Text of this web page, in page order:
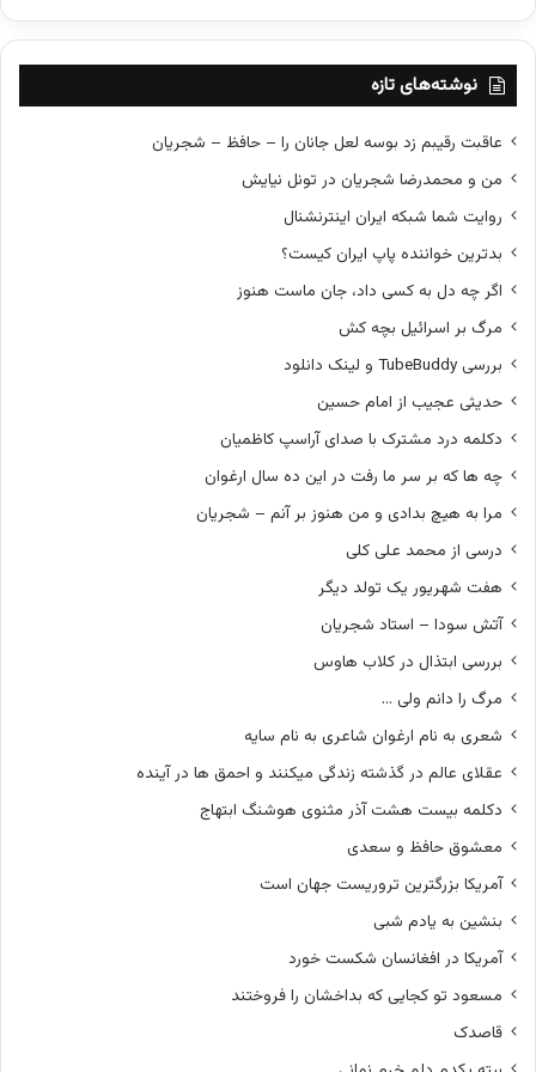
ه
ب
ا
ی
ر
د
نوشته‌های تازه
عاقبت رقیبم زد بوسه لعل جانان را – حافظ – شجریان
من و محمدرضا شجریان در تونل نیایش
روایت شما شبکه ایران اینترنشنال
بدترین خواننده پاپ ایران کیست؟
اگر چه دل به کسی داد، جان ماست هنوز
مرگ بر اسرائیل بچه کش
بررسی TubeBuddy و لینک دانلود
حدیثی عجیب از امام حسین
دکلمه درد مشترک با صدای آراسپ کاظمیان
چه ها که بر سر ما رفت در این ده سال ارغوان
مرا به هیچ بدادی و من هنوز بر آنم – شجریان
درسی از محمد علی کلی
هفت شهریور یک تولد دیگر
آتش سودا – استاد شجریان
بررسی ابتذال در کلاب هاوس
مرگ را دانم ولی …
شعری به نام ارغوان شاعری به نام سایه
عقلای عالم در گذشته زندگی میکنند و احمق ها در آینده
دکلمه بیست هشت آذر مثنوی هوشنگ ابتهاج
معشوق حافظ و سعدی
آمریکا بزرگترین تروریست جهان است
بنشین به یادم شبی
آمریکا در افغانسان شکست خورد
مسعود تو کجایی که بداخشان را فروختند
قاصدک